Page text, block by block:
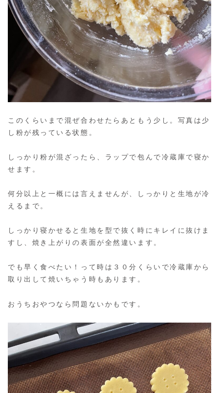
このくらいまで混ぜ合わせたらあともう少し。写真は少
し粉が残っている状態。
しっかり粉が混ざったら、ラップで包んで冷蔵庫で寝か
せます。
何分以上と一概には言えませんが、しっかりと生地が冷
えるまで。
しっかり寝かせると生地を型で抜く時にキレイに抜けま
すし、焼き上がりの表面が全然違います。
でも早く食べたい！って時は３０分くらいで冷蔵庫から
取り出して焼いちゃう時もあります。
おうちおやつなら問題ないかもです。